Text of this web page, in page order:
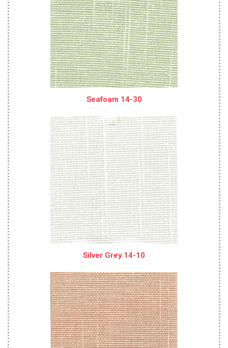
Seafoam 14-30
Silver Grey 14-10